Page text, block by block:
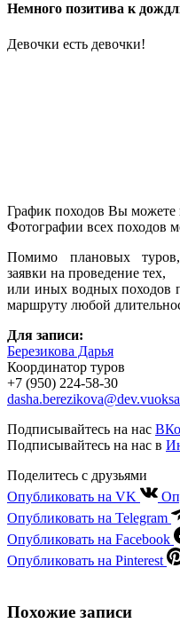
Немного позитива к
Девочки есть девочки!
График походов Вы можете
Фотографии всех походов
Помимо плановых
заявки на проведение тех,
или иных водных походов
маршруту любой
Для записи:
Березикова Дарья
Координатор туров
+7 (950) 224-58-30
Подписывайтесь на нас
Подписывайтесь на нас в
Поделитесь с друзьями
Опубликовать на VK
Опубликовать на Telegram
Опубликовать на Facebook
Опубликовать на Pinterest
Похожие записи